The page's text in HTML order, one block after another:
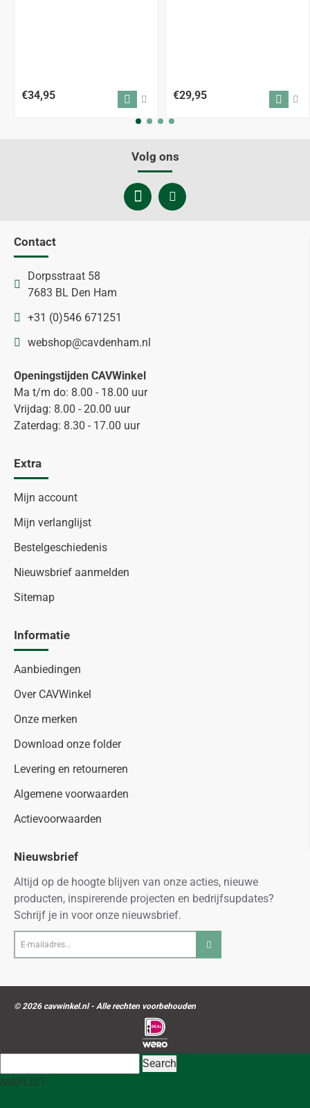
€34,95 €29,95
Volg ons
Contact
Dorpsstraat 58
7683 BL Den Ham
+31 (0)546 671251
webshop@cavdenham.nl
Openingstijden CAVWinkel
Ma t/m do: 8.00 - 18.00 uur
Vrijdag: 8.00 - 20.00 uur
Zaterdag: 8.30 - 17.00 uur
Extra
Mijn account
Mijn verlanglijst
Bestelgeschiedenis
Nieuwsbrief aanmelden
Sitemap
Informatie
Aanbiedingen
Over CAVWinkel
Onze merken
Download onze folder
Levering en retourneren
Algemene voorwaarden
Actievoorwaarden
Nieuwsbrief
Altijd op de hoogte blijven van onze acties, nieuwe
producten, inspirerende projecten en bedrijfsupdates?
Schrijf je in voor onze nieuwsbrief.
mailadres...
© 2026 cavwinkel.nl - Alle rechten voorbehouden
Search
MAPLIST